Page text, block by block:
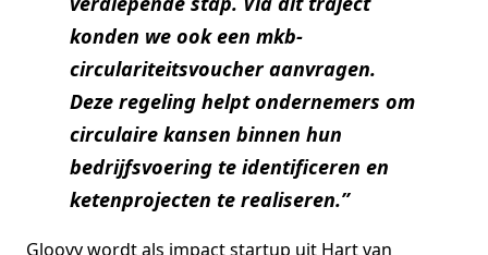
konden we ook een mkb-
circulariteitsvoucher aanvragen.
Deze regeling helpt ondernemers om
circulaire kansen binnen hun
bedrijfsvoering te identificeren en
ketenprojecten te realiseren.”
Gloovy wordt als impact startup uit Hart van